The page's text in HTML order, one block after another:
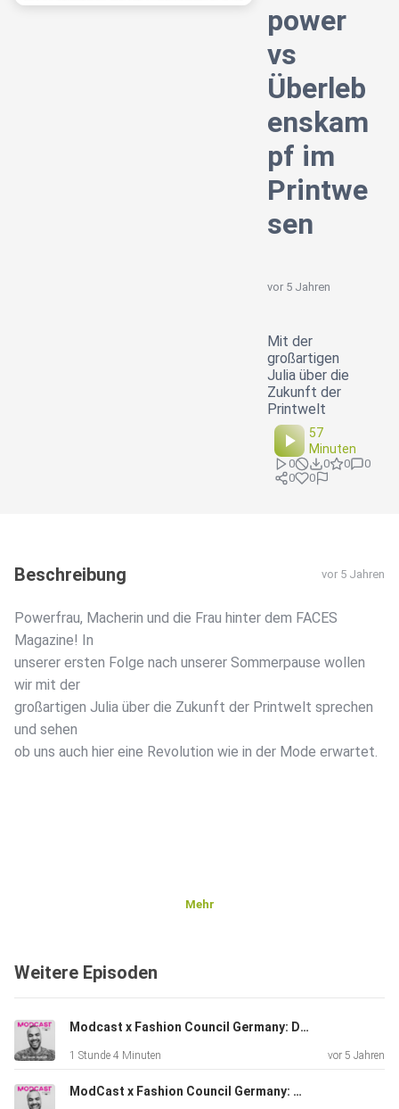
power
vs
Überleb
enskam
pf im
Printwe
sen
vor 5 Jahren
Mit der
großartigen
Julia über die
Zukunft der
Printwelt
57
Minuten
0 0 0
0
0
0
Beschreibung vor 5 Jahren
Powerfrau, Macherin und die Frau hinter dem FACES
Magazine! In
unserer ersten Folge nach unserer Sommerpause wollen
wir mit der
großartigen Julia über die Zukunft der Printwelt sprechen
und sehen
ob uns auch hier eine Revolution wie in der Mode erwartet.
Mehr
Weitere Episoden
Modcast x Fashion Council Germany: Der neue Weg der digitalen Modewelt
1 Stunde 4 Minuten vor 5 Jahren
ModCast x Fashion Council Germany: #dffr